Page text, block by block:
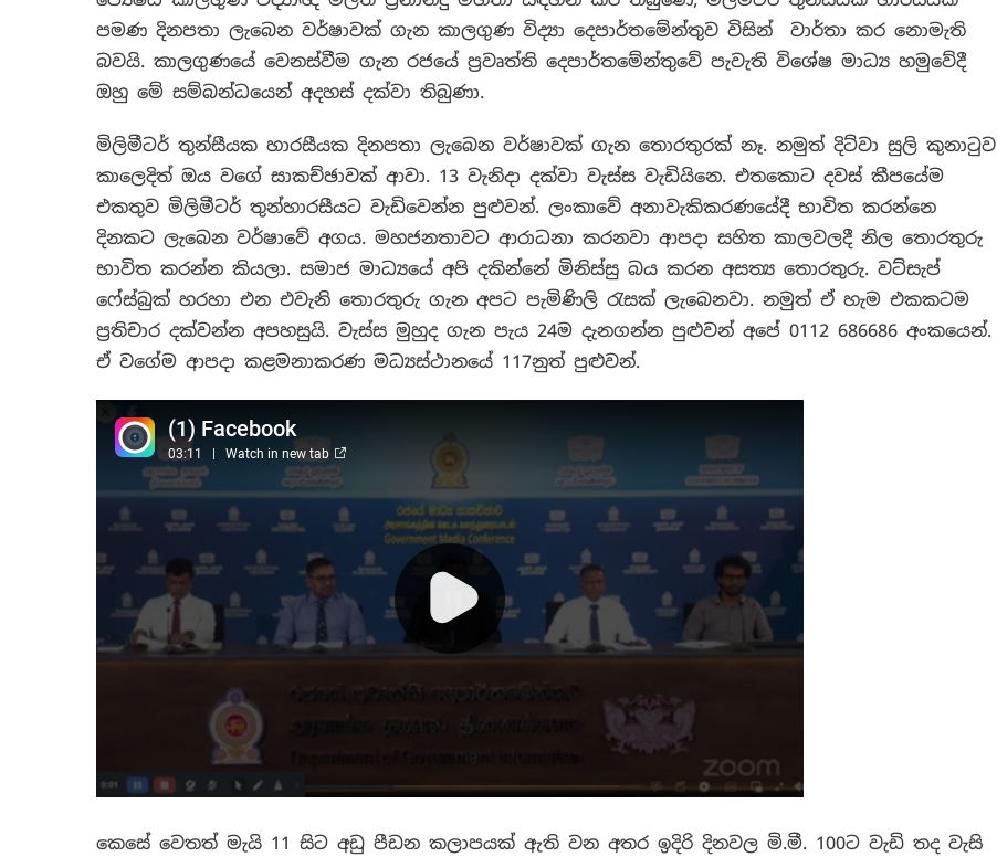
පමණ දිනපතා ලැබෙන වර්ෂාවක් ගැන කාලගුණ විද්‍යා දෙපාර්තමේන්තුව විසින් වාර්තා කර නොමැති
බවයි. කාලගුණයේ වෙනස්වීම ගැන රජයේ ප්‍රවෘත්ති දෙපාර්තමේන්තුවේ පැවැති විශේෂ මාධ්‍ය හමුවේදී
ඔහු මේ සම්බන්ධයෙන් අදහස් දක්වා තිබුණා.
මිලිමීටර් තුන්සීයක හාරසීයක දිනපතා ලැබෙන වර්ෂාවක් ගැන තොරතුරක් නෑ. නමුත් දිට්වා සුලි කුනාටුව
කාලෙදිත් ඔය වගේ සාකච්ඡාවක් ආවා. 13 වැනිදා දක්වා වැස්ස වැඩියිනෙ. එතකොට දවස් කීපයේම
එකතුව මිලිමීටර් තුන්හාරසීයට වැඩිවෙන්න පුළුවන්. ලංකාවේ අනාවැකිකරණයේදී භාවිත කරන්නෙ
දිනකට ලැබෙන වර්ෂාවේ අගය. මහජනතාවට ආරාධනා කරනවා ආපදා සහිත කාලවලදී නිල තොරතුරු
භාවිත කරන්න කියලා. සමාජ මාධ්‍යයේ අපි දකින්නේ මිනිස්සු බය කරන අසත්‍ය තොරතුරු. වට්සැප්
ෆේස්බුක් හරහා එන එවැනි තොරතුරු ගැන අපට පැමිණිලි රැසක් ලැබෙනවා. නමුත් ඒ හැම එකකටම
ප්‍රතිචාර දක්වන්න අපහසුයි. වැස්ස මුහුද ගැන පැය 24ම දැනගන්න පුළුවන් අපේ 0112 686686 අංකයෙන්.
ඒ වගේම ආපදා කළමනාකරණ මධ්‍යස්ථානයේ 117නුත් පුළුවන්.
කෙසේ වෙතත් මැයි 11 සිට අඩු පීඩන කලාපයක් ඇති වන අතර ඉදිරි දිනවල මි.මී. 100ට වැඩි තද වැසි